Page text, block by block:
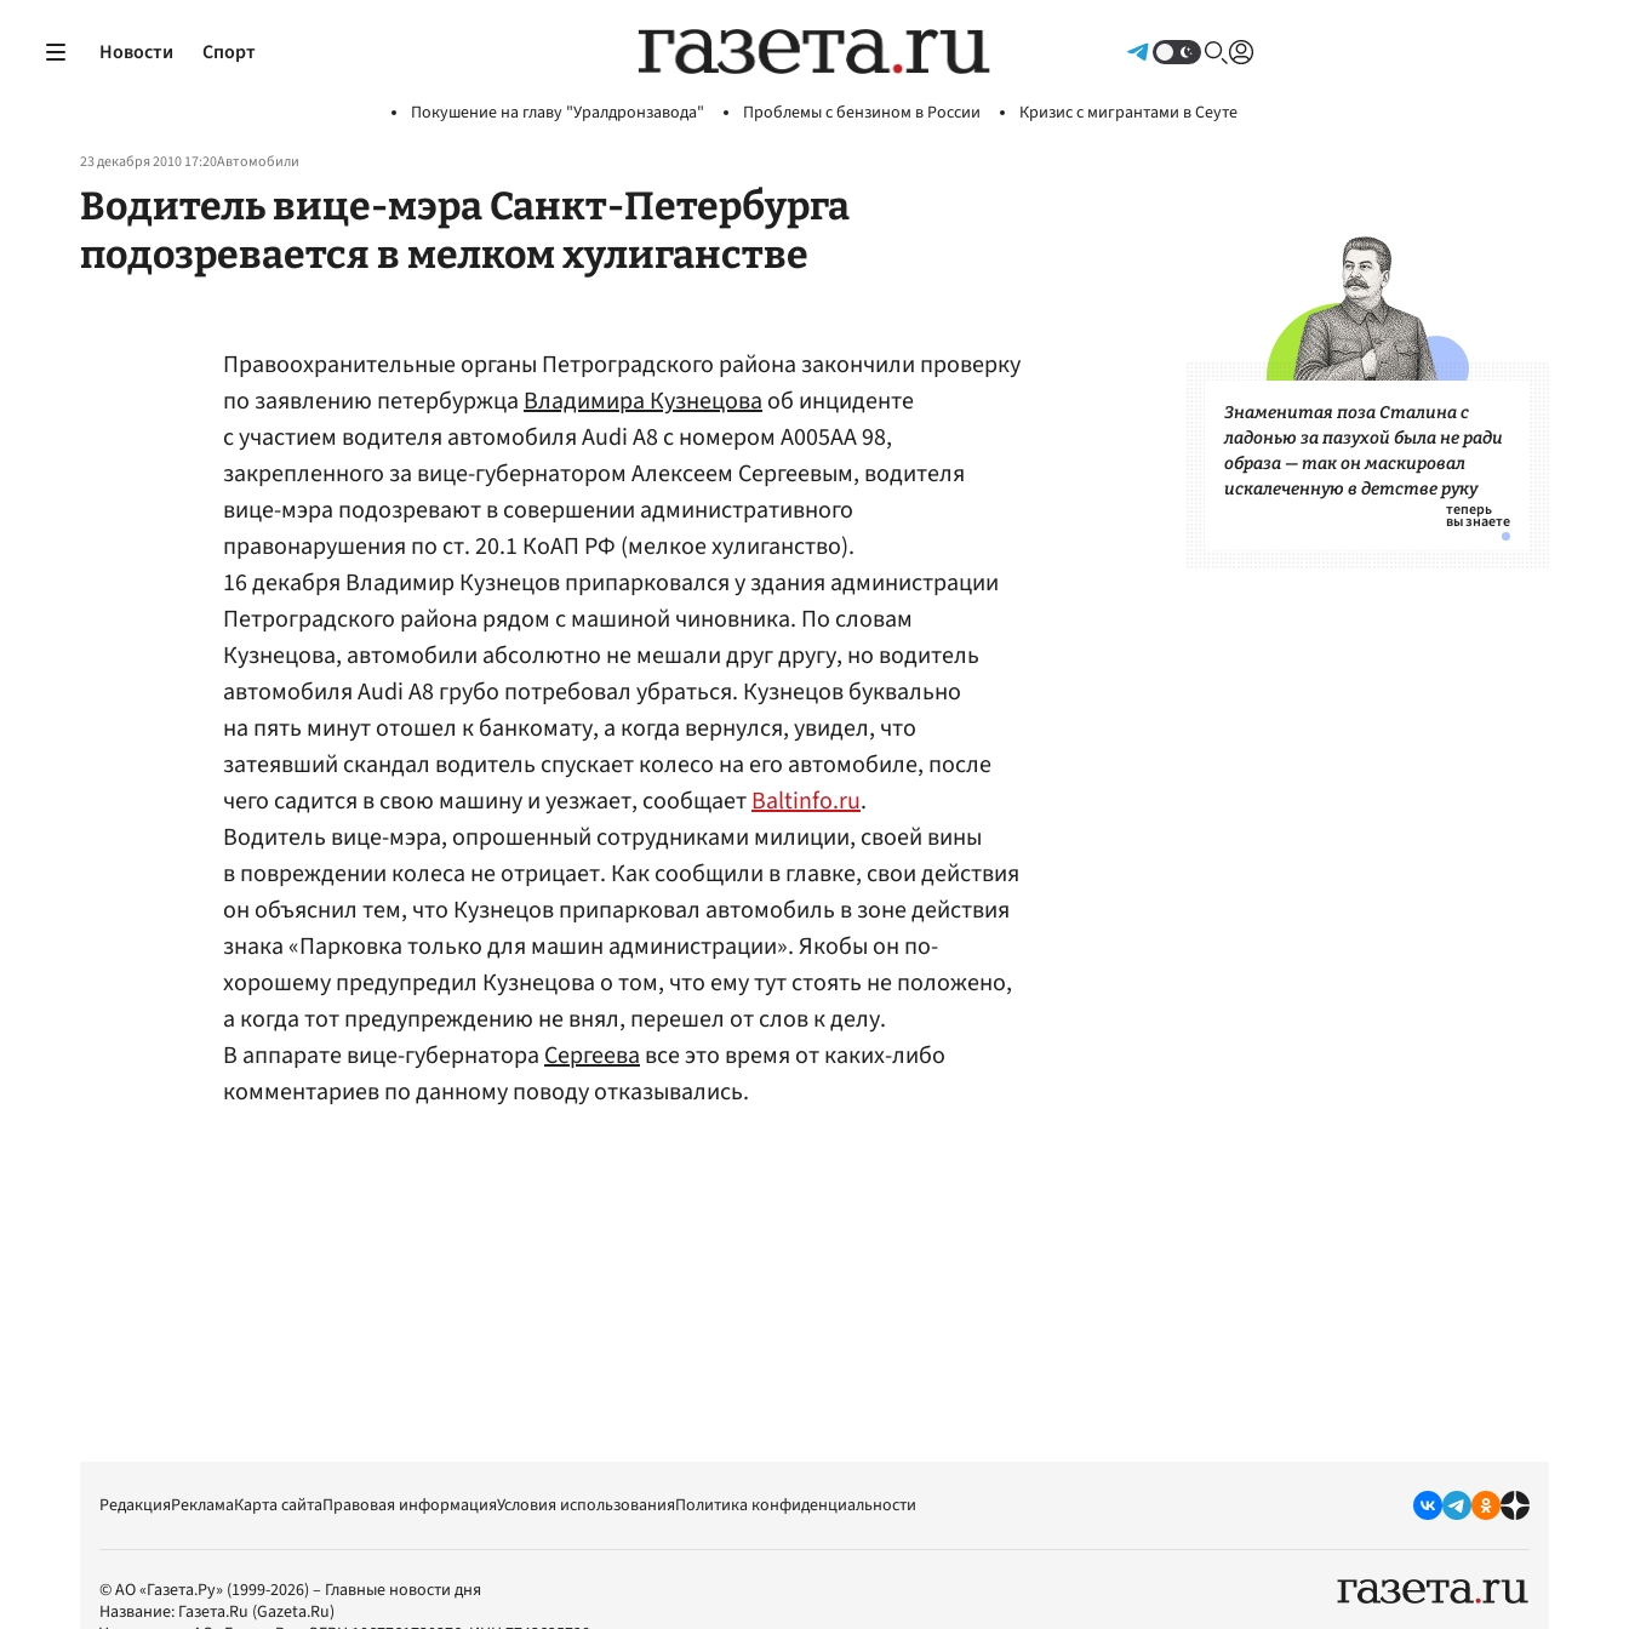
Новости Спорт
Покушение на главу "Уралдронзавода" Проблемы с бензином в России Кризис с мигрантами в Сеуте
23 декабря 2010 17:20Автомобили
Водитель вице-мэра Санкт-Петербурга
подозревается в мелком хулиганстве
Правоохранительные органы Петроградского района закончили проверку
по заявлению петербуржцаВладимира Кузнецоваоб инциденте
с участием водителя автомобиля Audi А8 с номером А005АА 98,
закрепленного за вице-губернатором Алексеем Сергеевым, водителя
вице-мэра подозревают в совершении административного
правонарушения по ст. 20.1 КоАП РФ (мелкое хулиганство).
16 декабря Владимир Кузнецов припарковался у здания администрации
Петроградского района рядом с машиной чиновника. По словам
Кузнецова, автомобили абсолютно не мешали друг другу, но водитель
автомобиля Audi А8 грубо потребовал убраться. Кузнецов буквально
на пять минут отошел к банкомату, а когда вернулся, увидел, что
затеявший скандал водитель спускает колесо на его автомобиле, после
чего садится в свою машину и уезжает, сообщаетBaltinfo.ru.
Водитель вице-мэра, опрошенный сотрудниками милиции, своей вины
в повреждении колеса не отрицает. Как сообщили в главке, свои действия
он объяснил тем, что Кузнецов припарковал автомобиль в зоне действия
знака «Парковка только для машин администрации». Якобы он по-
хорошему предупредил Кузнецова о том, что ему тут стоять не положено,
а когда тот предупреждению не внял, перешел от слов к делу.
В аппарате вице-губернатораСергеевавсе это время от каких-либо
комментариев по данному поводу отказывались.
Знаменитая поза Сталина с
ладонью за пазухой была не ради
образа — так он маскировал
искалеченную в детстве руку
РедакцияРекламаКарта сайтаПравовая информацияУсловия использованияПолитика конфиденциальности
© АО «Газета.Ру» (1999-2026) – Главные новости дня
Название: Газета.Ru (Gazeta.Ru)